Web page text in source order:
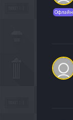
Офлайн